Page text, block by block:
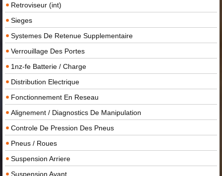
Retroviseur (int)
Sieges
Systemes De Retenue Supplementaire
Verrouillage Des Portes
1nz-fe Batterie / Charge
Distribution Electrique
Fonctionnement En Reseau
Alignement / Diagnostics De Manipulation
Controle De Pression Des Pneus
Pneus / Roues
Suspension Arriere
Suspension Avant